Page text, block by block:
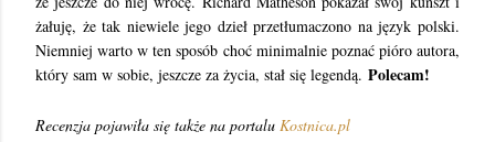
żałuję, że tak niewiele jego dzieł przetłumaczono na język polski.
Niemniej warto w ten sposób choć minimalnie poznać pióro autora,
który sam w sobie, jeszcze za życia, stał się legendą. Polecam!
Recenzja pojawiła się także na portalu Kostnica.pl